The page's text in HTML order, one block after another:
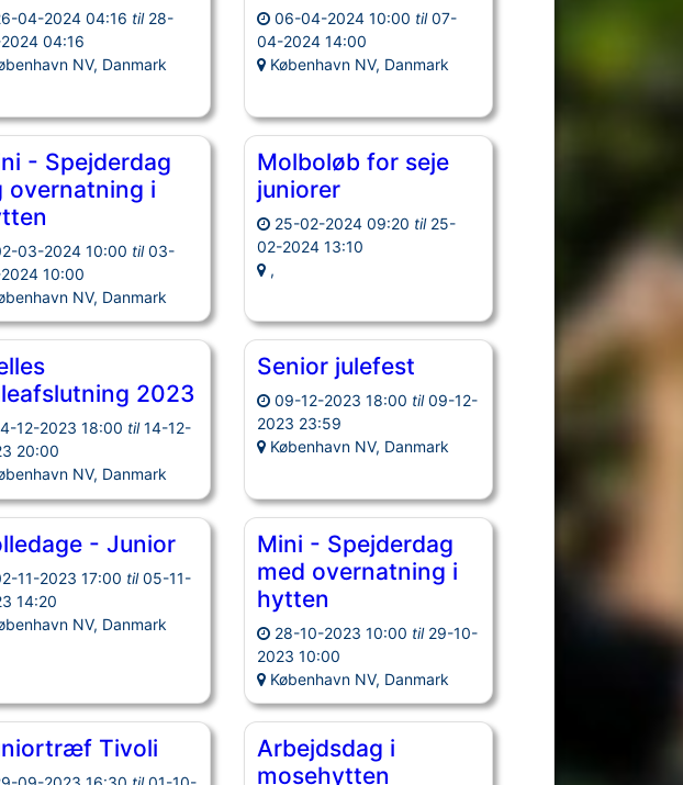
04-2024 04:16 til 28-
04:16
NV, Danmark
06-04-2024 10:00 til 07-
04-2024 14:00
København NV, Danmark
- Spejderdag
overnatning i
03-2024 10:00 til 03-
10:00
NV, Danmark
Molboløb for seje
juniorer
25-02-2024 09:20 til 25-
02-2024 13:10
,
2023
12-2023 18:00 til 14-12-
20:00
NV, Danmark
Senior julefest
09-12-2023 18:00 til 09-12-
2023 23:59
København NV, Danmark
- Junior
11-2023 17:00 til 05-11-
14:20
NV, Danmark
Mini - Spejderdag
med overnatning i
hytten
28-10-2023 10:00 til 29-10-
2023 10:00
København NV, Danmark
Tivoli
Arbejdsdag i
mosehytten